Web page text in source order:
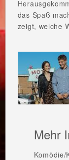
das Spaß
zeigt, welche
Mehr
Komödie/